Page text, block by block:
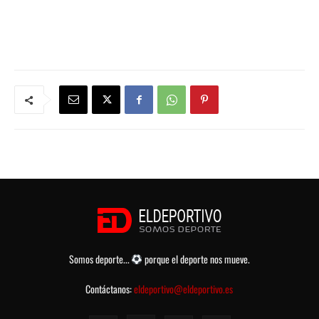
Somos deporte...
porque el deporte nos mueve.
Contáctanos:eldeportivo@eldeportivo.es